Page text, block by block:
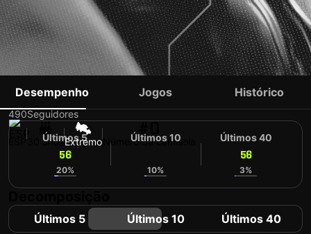
SANTI MINA
490Seguidores
30 anosExtremo Número da camisola
Desempenho Jogos Histórico
Últimos 5
56
20%
Últimos 10
10%
Últimos 40
56
3%
Últimos 5 Últimos 10 Últimos 40